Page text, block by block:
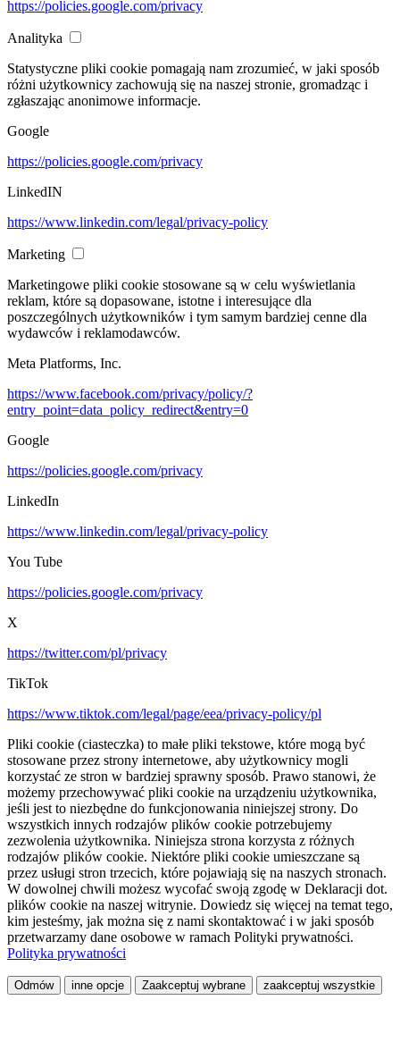
https://policies.google.com/privacy
Analityka
Statystyczne pliki cookie pomagają nam zrozumieć, w jaki sposób
różni użytkownicy zachowują się na naszej stronie, gromadząc i
zgłaszając anonimowe informacje.
Google
https://policies.google.com/privacy
LinkedIN
https://www.linkedin.com/legal/privacy-policy
Marketing
Marketingowe pliki cookie stosowane są w celu wyświetlania
reklam, które są dopasowane, istotne i interesujące dla
poszczególnych użytkowników i tym samym bardziej cenne dla
wydawców i reklamodawców.
Meta Platforms, Inc.
https://www.facebook.com/privacy/policy/?
entry_point=data_policy_redirect&entry=0
Google
https://policies.google.com/privacy
LinkedIn
https://www.linkedin.com/legal/privacy-policy
You Tube
https://policies.google.com/privacy
X
https://twitter.com/pl/privacy
TikTok
https://www.tiktok.com/legal/page/eea/privacy-policy/pl
Pliki cookie (ciasteczka) to małe pliki tekstowe, które mogą być
stosowane przez strony internetowe, aby użytkownicy mogli
korzystać ze stron w bardziej sprawny sposób. Prawo stanowi, że
możemy przechowywać pliki cookie na urządzeniu użytkownika,
jeśli jest to niezbędne do funkcjonowania niniejszej strony. Do
wszystkich innych rodzajów plików cookie potrzebujemy
zezwolenia użytkownika. Niniejsza strona korzysta z różnych
rodzajów plików cookie. Niektóre pliki cookie umieszczane są
przez usługi stron trzecich, które pojawiają się na naszych stronach.
W dowolnej chwili możesz wycofać swoją zgodę w Deklaracji dot.
plików cookie na naszej witrynie. Dowiedz się więcej na temat tego,
kim jesteśmy, jak można się z nami skontaktować i w jaki sposób
przetwarzamy dane osobowe w ramach Polityki prywatności.
Polityka prywatności
Odmów inne opcje Zaakceptuj wybrane zaakceptuj wszystkie